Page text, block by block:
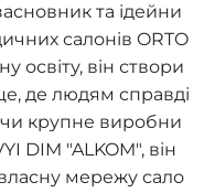
та ідейни
салонів ORTO
освіту, він створи
де людям справді
крупне виробни
DIM "ALKOM", він
мережу сало